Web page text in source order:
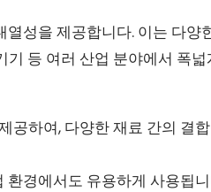
성을 제공합니다. 이는 다양
등 여러 산업 분야에서 폭
공하여, 다양한 재료 간의 결
환경에서도 유용하게 사용됩